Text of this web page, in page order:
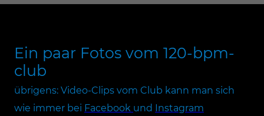
Ein paar Fotos vom 120-bpm-
club
übrigens: Video-Clips vom Club kann man sich
wie immer bei Facebook und Instagram